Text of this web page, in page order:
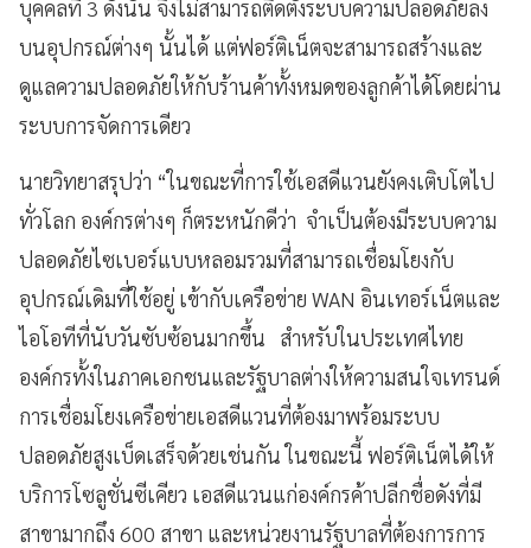
บุคคลที่ 3 ดังนั้น จึงไม่สามารถติดตั้งระบบความปลอดภัยลง
บนอุปกรณ์ต่างๆ นั้นได้ แต่ฟอร์ติเน็ตจะสามารถสร้างและ
ดูแลความปลอดภัยให้กับร้านค้าทั้งหมดของลูกค้าได้โดยผ่าน
ระบบการจัดการเดียว
นายวิทยาสรุปว่า “ในขณะที่การใช้เอสดีแวนยังคงเติบโตไป
ทั่วโลก องค์กรต่างๆ ก็ตระหนักดีว่า จำเป็นต้องมีระบบความ
ปลอดภัยไซเบอร์แบบหลอมรวมที่สามารถเชื่อมโยงกับ
อุปกรณ์เดิมที่ใช้อยู่ เข้ากับเครือข่าย WAN อินเทอร์เน็ตและ
ไอโอทีที่นับวันซับซ้อนมากขึ้น สำหรับในประเทศไทย
องค์กรทั้งในภาคเอกชนและรัฐบาลต่างให้ความสนใจเทรนด์
การเชื่อมโยงเครือข่ายเอสดีแวนที่ต้องมาพร้อมระบบ
ปลอดภัยสูงเบ็ดเสร็จด้วยเช่นกัน ในขณะนี้ ฟอร์ติเน็ตได้ให้
บริการโซลูชั่นซีเคียว เอสดีแวนแก่องค์กรค้าปลีกชื่อดังที่มี
สาขามากถึง 600 สาขา และหน่วยงานรัฐบาลที่ต้องการการ